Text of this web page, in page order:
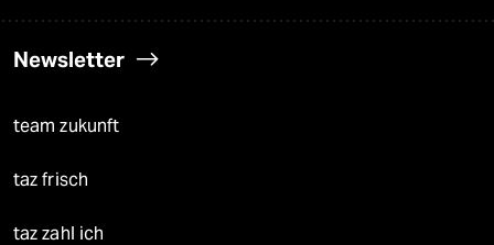
Newsletter
team zukunft
taz frisch
taz zahl ich